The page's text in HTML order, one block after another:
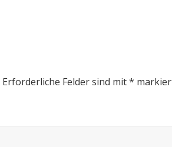
Erforderliche Felder sind mit*